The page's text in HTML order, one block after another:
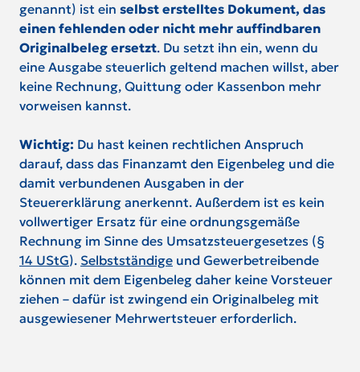
genannt) ist ein selbst erstelltes Dokument, das
einen fehlenden oder nicht mehr auffindbaren
Originalbeleg ersetzt. Du setzt ihn ein, wenn du
eine Ausgabe steuerlich geltend machen willst, aber
keine Rechnung, Quittung oder Kassenbon mehr
vorweisen kannst.
Wichtig: Du hast keinen rechtlichen Anspruch
darauf, dass das Finanzamt den Eigenbeleg und die
damit verbundenen Ausgaben in der
Steuererklärung anerkennt. Außerdem ist es kein
vollwertiger Ersatz für eine ordnungsgemäße
Rechnung im Sinne des Umsatzsteuergesetzes (§
14 UStG). Selbstständige und Gewerbetreibende
können mit dem Eigenbeleg daher keine Vorsteuer
ziehen – dafür ist zwingend ein Originalbeleg mit
ausgewiesener Mehrwertsteuer erforderlich.